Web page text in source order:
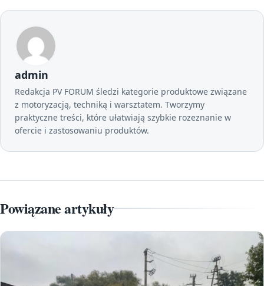
admin
Redakcja PV FORUM śledzi kategorie produktowe związane
z motoryzacją, techniką i warsztatem. Tworzymy
praktyczne treści, które ułatwiają szybkie rozeznanie w
ofercie i zastosowaniu produktów.
Powiązane artykuły